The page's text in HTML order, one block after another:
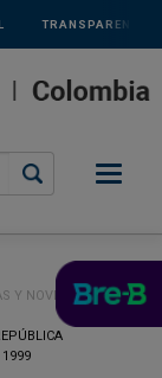
TRANSPARENCIA
Y NOVEDADES)
1999